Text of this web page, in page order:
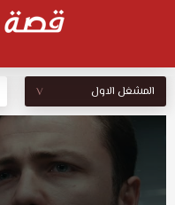
المشغل الاول V